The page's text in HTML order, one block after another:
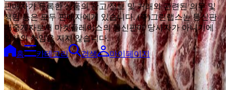
판매자가 등록한 상품의 광고/정보 및 거래와 관련된 의무 및
책임 등은 모두 판매자에게 있습니다. (주)그린랩스는 통신판
매중개자로서 마켓플레이스의 통신판매 당사자가 아니기에
일체의 책임을 지지 않습니다.
홈
카테고리 검색 마이페이지